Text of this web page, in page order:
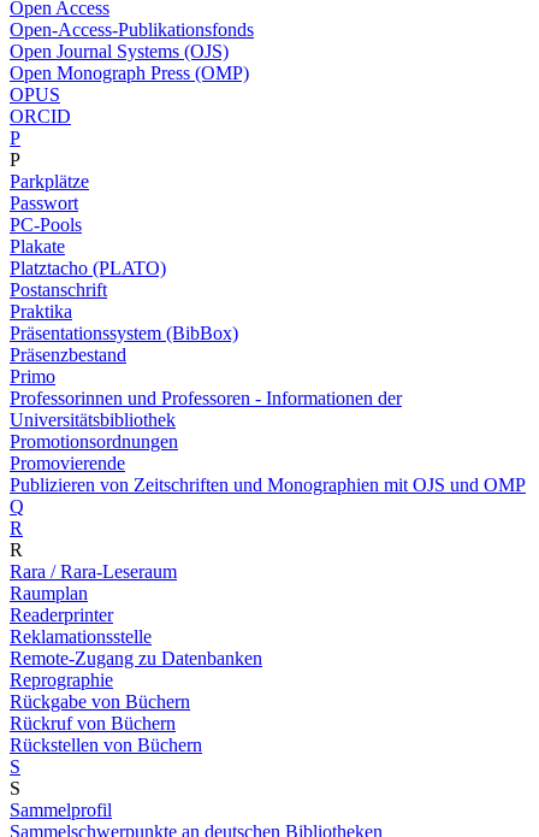
Open Access
Open-Access-Publikationsfonds
Open Journal Systems (OJS)
Open Monograph Press (OMP)
OPUS
ORCID
P
P
Parkplätze
Passwort
PC-Pools
Plakate
Platztacho (PLATO)
Postanschrift
Praktika
Präsentationssystem (BibBox)
Präsenzbestand
Primo
Professorinnen und Professoren - Informationen der
Universitätsbibliothek
Promotionsordnungen
Promovierende
Publizieren von Zeitschriften und Monographien mit OJS und OMP
Q
R
R
Rara / Rara-Leseraum
Raumplan
Readerprinter
Reklamationsstelle
Remote-Zugang zu Datenbanken
Reprographie
Rückgabe von Büchern
Rückruf von Büchern
Rückstellen von Büchern
S
S
Sammelprofil
Sammelschwerpunkte an deutschen Bibliotheken